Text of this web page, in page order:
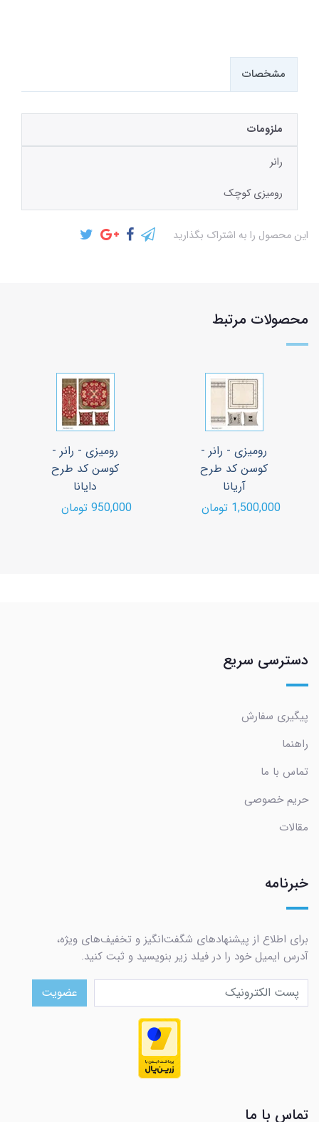
مشخصات
ملزومات
رانر
رومیزی کوچک
این محصول را به اشتراک بگذارید
محصولات مرتبط
رومیزی - رانر -
کوسن کد طرح
آریانا
1,500,000 تومان
رومیزی - رانر -
کوسن کد طرح
دایانا
950,000 تومان
دسترسی سریع
پیگیری سفارش
راهنما
تماس با ما
حریم خصوصی
مقالات
خبرنامه
برای اطلاع از پیشنهادهای شگفت‌انگیز و تخفیف‌های ویژه،
آدرس ایمیل خود را در فیلد زیر بنویسید و ثبت کنید.
عضویت
تماس با ما